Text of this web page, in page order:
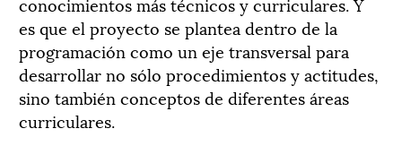
es que el proyecto se plantea dentro de la
programación como un eje transversal para
desarrollar no sólo procedimientos y actitudes,
sino también conceptos de diferentes áreas
curriculares.